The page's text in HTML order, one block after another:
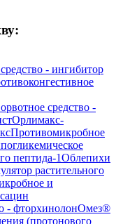
- ингибитор
средство -
Орлимакс-
Противомикробное
пептида-1Облепихи
растительного
и
- фторхинолонОмез®
(протонового